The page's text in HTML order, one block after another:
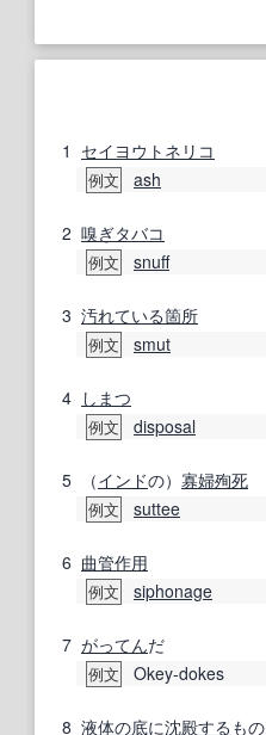
1 セイヨウトネリコ
例文 ash
2 嗅ぎタバコ
例文 snuff
3 汚れている箇所
例文 smut
4 しまつ
例文 disposal
5 （インドの） 寡婦殉死
例文 suttee
6 曲管作用
例文 siphonage
7 がってんだ
例文 Okey-dokes
8 液体の底に沈殿する もの